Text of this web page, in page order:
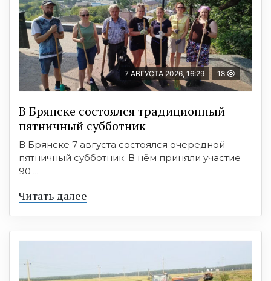
7 АВГУСТА 2026, 16:29 18
В Брянске состоялся традиционный
пятничный субботник
В Брянске 7 августа состоялся очередной
пятничный субботник. В нём приняли участие
90 ...
Читать далее